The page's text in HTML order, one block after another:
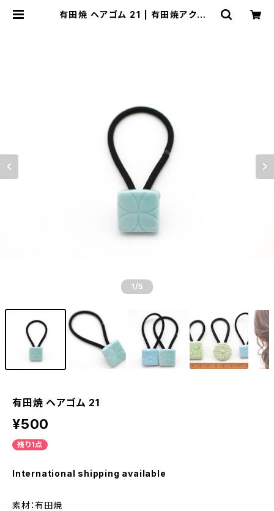
有田焼 ヘアゴム 21 | 有田焼アクセサ
1 /5
有田焼 ヘアゴム 21
¥500
残り1点
International shipping available
素材：有田焼